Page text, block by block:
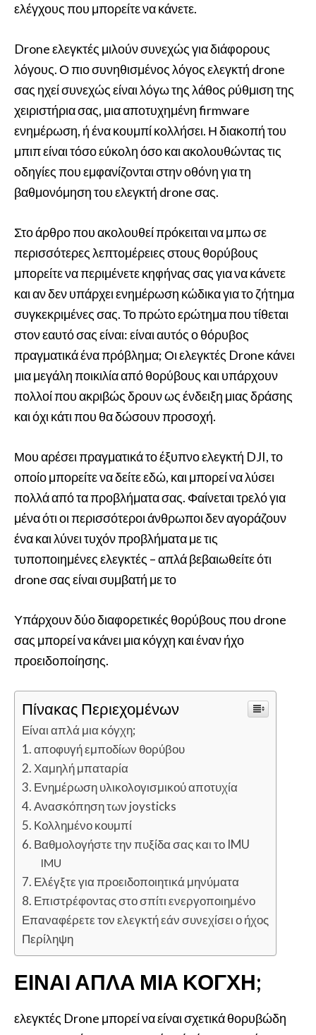
ελέγχους που μπορείτε να κάνετε.
Drone ελεγκτές μιλούν συνεχώς για διάφορους
λόγους. Ο πιο συνηθισμένος λόγος ελεγκτή drone
σας ηχεί συνεχώς είναι λόγω της λάθος ρύθμιση της
χειριστήρια σας, μια αποτυχημένη firmware
ενημέρωση, ή ένα κουμπί κολλήσει. Η διακοπή του
μπιπ είναι τόσο εύκολη όσο και ακολουθώντας τις
οδηγίες που εμφανίζονται στην οθόνη για τη
βαθμονόμηση του ελεγκτή drone σας.
Στο άρθρο που ακολουθεί πρόκειται να μπω σε
περισσότερες λεπτομέρειες στους θορύβους
μπορείτε να περιμένετε κηφήνας σας για να κάνετε
και αν δεν υπάρχει ενημέρωση κώδικα για το ζήτημα
συγκεκριμένες σας. Το πρώτο ερώτημα που τίθεται
στον εαυτό σας είναι: είναι αυτός ο θόρυβος
πραγματικά ένα πρόβλημα; Οι ελεγκτές Drone κάνει
μια μεγάλη ποικιλία από θορύβους και υπάρχουν
πολλοί που ακριβώς δρουν ως ένδειξη μιας δράσης
και όχι κάτι που θα δώσουν προσοχή.
Μου αρέσει πραγματικά το έξυπνο ελεγκτή DJI, το
οποίο μπορείτε να δείτε εδώ, και μπορεί να λύσει
πολλά από τα προβλήματα σας. Φαίνεται τρελό για
μένα ότι οι περισσότεροι άνθρωποι δεν αγοράζουν
ένα και λύνει τυχόν προβλήματα με τις
τυποποιημένες ελεγκτές – απλά βεβαιωθείτε ότι
drone σας είναι συμβατή με το
Υπάρχουν δύο διαφορετικές θορύβους που drone
σας μπορεί να κάνει μια κόγχη και έναν ήχο
προειδοποίησης.
Πίνακας Περιεχομένων
Είναι απλά μια κόγχη;
1. αποφυγή εμποδίων θορύβου
2. Χαμηλή μπαταρία
3. Ενημέρωση υλικολογισμικού αποτυχία
4. Ανασκόπηση των joysticks
5. Κολλημένο κουμπί
6. Βαθμολογήστε την πυξίδα σας και το IMU
IMU
7. Ελέγξτε για προειδοποιητικά μηνύματα
8. Επιστρέφοντας στο σπίτι ενεργοποιημένο
Επαναφέρετε τον ελεγκτή εάν συνεχίσει ο ήχος
Περίληψη
ΕΊΝΑΙ ΑΠΛΆ ΜΙΑ ΚΌΓΧΗ;
ελεγκτές Drone μπορεί να είναι σχετικά θορυβώδη